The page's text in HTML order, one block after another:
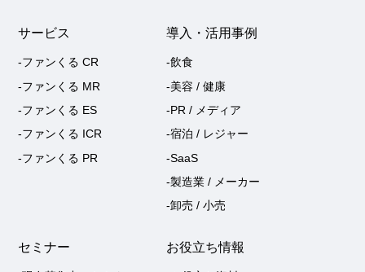
サービス
-ファンくる CR
-ファンくる MR
-ファンくる ES
-ファンくる ICR
-ファンくる PR
導入・活用事例
-飲食
-美容 / 健康
-PR / メディア
-宿泊 / レジャー
-SaaS
-製造業 / メーカー
-卸売 / 小売
セミナー お役立ち情報